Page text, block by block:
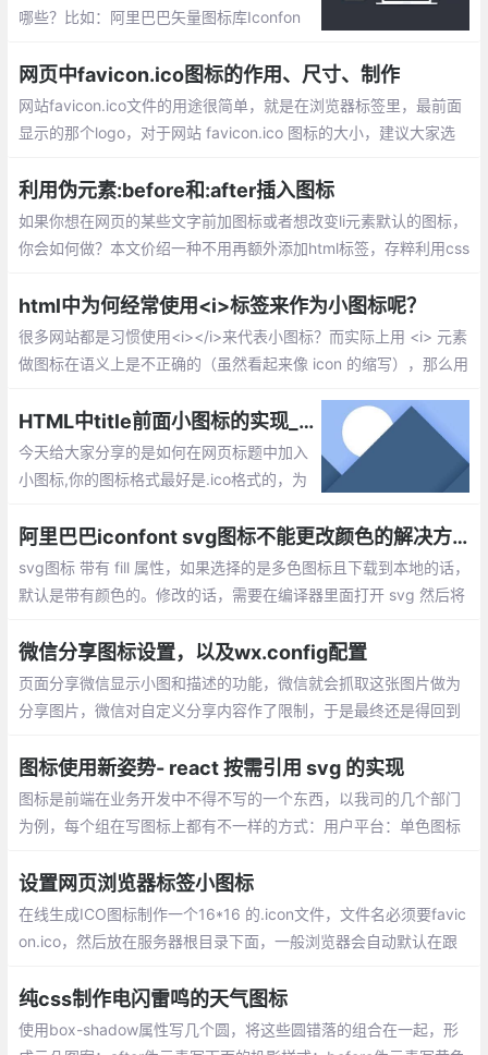
哪些？比如：阿里巴巴矢量图标库Iconfon
s、Simple Line Icons等等，使用css图标,可
以通过样式对他进行设置字体颜色，大小等
网页中favicon.ico图标的作用、尺寸、制作
网站favicon.ico文件的用途很简单，就是在浏览器标签里，最前面
显示的那个logo，对于网站 favicon.ico 图标的大小，建议大家选
利用伪元素:before和:after插入图标
如果你想在网页的某些文字前加图标或者想改变li元素默认的图标，
你会如何做？本文价绍一种不用再额外添加html标签，存粹利用css
html中为何经常使用<i>标签来作为小图标呢？
很多网站都是习惯使用<i></i>来代表小图标？而实际上用 <i> 元素
做图标在语义上是不正确的（虽然看起来像 icon 的缩写），那么用
不是违背了语义化的原则吗?
HTML中title前面小图标的实现_如何给网页标题添加icon小图标
今天给大家分享的是如何在网页标题中加入
小图标,你的图标格式最好是.ico格式的，为
这里这个图标的命名要求必须为favicon.ico
阿里巴巴iconfont svg图标不能更改颜色的解决方法
svg图标 带有 fill 属性，如果选择的是多色图标且下载到本地的话，
默认是带有颜色的。修改的话，需要在编译器里面打开 svg 然后将
微信分享图标设置，以及wx.config配置
页面分享微信显示小图和描述的功能，微信就会抓取这张图片做为
分享图片，微信对自定义分享内容作了限制，于是最终还是得回到
图标使用新姿势- react 按需引用 svg 的实现
图标是前端在业务开发中不得不写的一个东西，以我司的几个部门
为例，每个组在写图标上都有不一样的方式：用户平台：单色图标
用iconfont 上提供的 symbol.js 。
设置网页浏览器标签小图标
在线生成ICO图标制作一个16*16 的.icon文件，文件名必须要favic
on.ico，然后放在服务器根目录下面，一般浏览器会自动默认在跟
纯css制作电闪雷鸣的天气图标
使用box-shadow属性写几个圆，将这些圆错落的组合在一起，形